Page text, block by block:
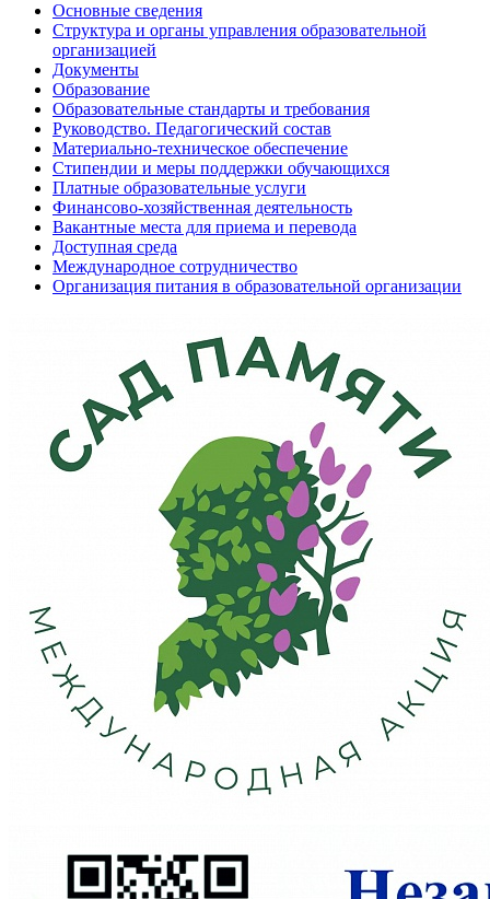
Основные сведения
Структура и органы управления образовательной
организацией
Документы
Образование
Образовательные стандарты и требования
Руководство. Педагогический состав
Материально-техническое обеспечение
Стипендии и меры поддержки обучающихся
Платные образовательные услуги
Финансово-хозяйственная деятельность
Вакантные места для приема и перевода
Доступная среда
Международное сотрудничество
Организация питания в образовательной организации